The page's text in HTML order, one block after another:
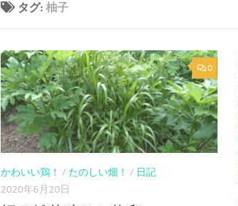
タグ: 柚子
0
かわいい鶏！ / たのしい畑！ / 日記
2020年6月20日